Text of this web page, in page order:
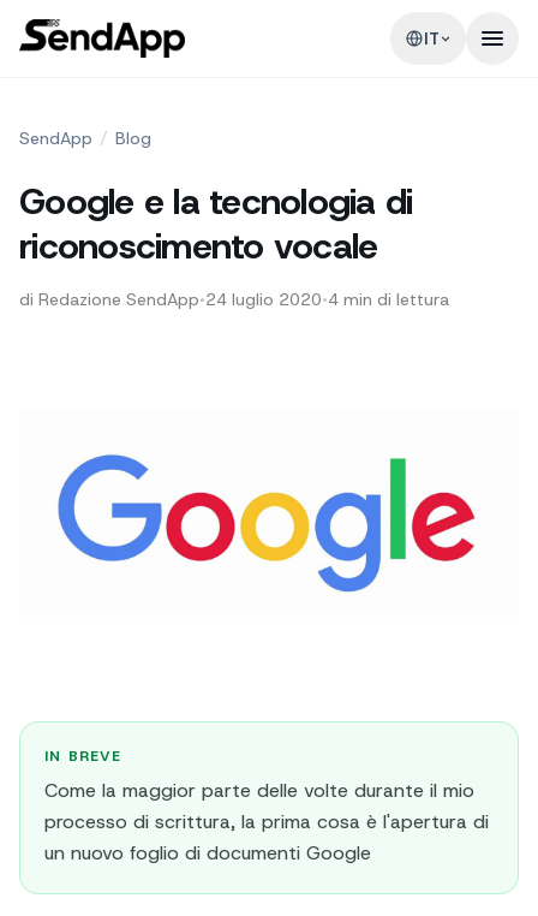
IT
SendApp / Blog
Google e la tecnologia di
riconoscimento vocale
di Redazione SendApp•24 luglio 2020•4 min di lettura
IN BREVE
Come la maggior parte delle volte durante il mio
processo di scrittura, la prima cosa è l'apertura di
un nuovo foglio di documenti Google